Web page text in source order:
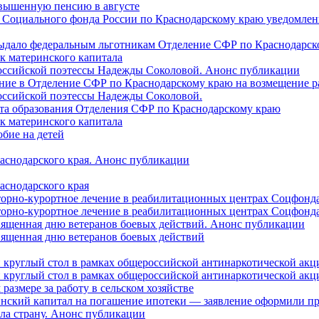
пенсию в августе
фонда России по Краснодарскому краю
федеральным льготникам Отделение СФР по
материнского капитала
поэтессы Надежды Соколовой. Анонс публикации
в Отделение СФР по Краснодарскому краю на возмещение
поэтессы Надежды Соколовой.
образования Отделения СФР по Краснодарскому краю
материнского капитала
на детей
края. Анонс публикации
края
курортное лечение в реабилитационных центрах
курортное лечение в реабилитационных центрах
дню ветеранов боевых действий. Анонс публикации
дню ветеранов боевых действий
стол в рамках общероссийской антинаркотической
стол в рамках общероссийской антинаркотической
за работу в сельском хозяйстве
капитал на погашение ипотеки — заявление оформили
страну. Анонс публикации